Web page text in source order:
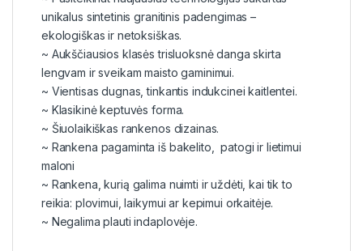
unikalus sintetinis granitinis padengimas –
ekologiškas ir netoksiškas.
~ Aukščiausios klasės trisluoksnė danga skirta
lengvam ir sveikam maisto gaminimui.
~ Vientisas dugnas, tinkantis indukcinei kaitlentei.
~ Klasikinė keptuvės forma.
~ Šiuolaikiškas rankenos dizainas.
~ Rankena pagaminta iš bakelito, patogi ir lietimui
maloni
~ Rankena, kurią galima nuimti ir uždėti, kai tik to
reikia: plovimui, laikymui ar kepimui orkaitėje.
~ Negalima plauti indaplovėje.